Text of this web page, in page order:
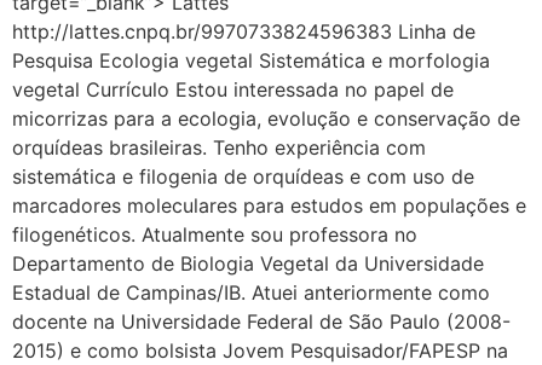
http://lattes.cnpq.br/9970733824596383 Linha de
Pesquisa Ecologia vegetal Sistemática e morfologia
vegetal Currículo Estou interessada no papel de
micorrizas para a ecologia, evolução e conservação de
orquídeas brasileiras. Tenho experiência com
sistemática e filogenia de orquídeas e com uso de
marcadores moleculares para estudos em populações e
filogenéticos. Atualmente sou professora no
Departamento de Biologia Vegetal da Universidade
Estadual de Campinas/IB. Atuei anteriormente como
docente na Universidade Federal de São Paulo (2008-
2015) e como bolsista Jovem Pesquisador/FAPESP na